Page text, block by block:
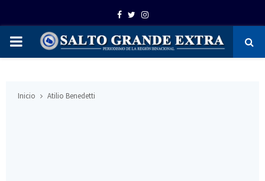
Facebook
TwitterInstagram
PRIMARY
Inicio Atilio Benedetti